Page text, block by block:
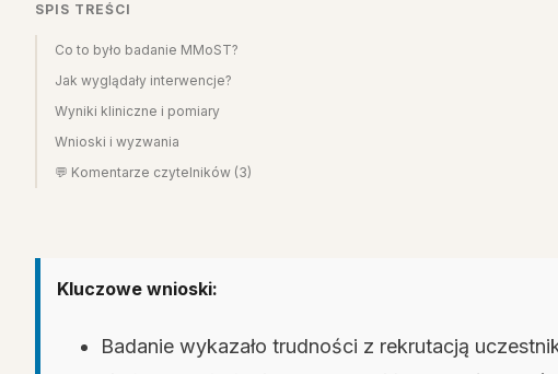
SPIS TREŚCI
Co to było badanie MMoST?
Jak wyglądały interwencje?
Wyniki kliniczne i pomiary
Wnioski i wyzwania
💬 Komentarze czytelników (3)
Kluczowe wnioski:
Badanie wykazało trudności z rekrutacją